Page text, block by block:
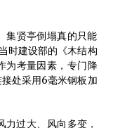
集贤亭倒塌真的只能
时建设部的《木结构
为考量因素，专门降
处采用6毫米钢板加
过大、风向多变，